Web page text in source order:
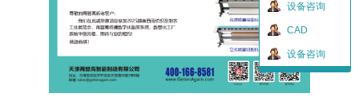
设备咨询
CAD
设备咨询